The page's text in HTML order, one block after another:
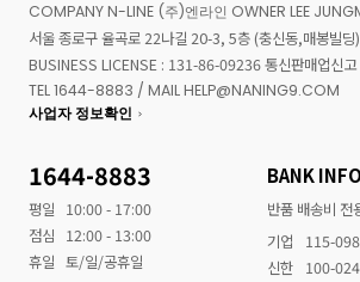
COMPANY N-LINE (주)엔라인 OWNER LEE
서울 종로구 율곡로 22나길 20-3, 5층 (충신동,매봉빌딩)
BUSINESS LICENSE : 131-86-09236 통신판매업신
TEL 1644-8883 / MAIL HELP@NANING9.COM
사업자 정보확인
1644-8883
평일
10:00 - 17:00
점심
12:00 - 13:00
휴일 토/일/공휴일
BANK INFO
반품 배송비 전
기업
115-
신한
100-